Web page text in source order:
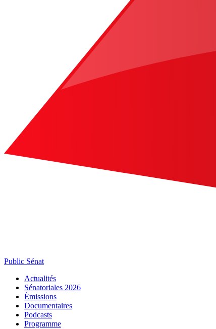
Public Sénat
Actualités
Sénatoriales 2026
Émissions
Documentaires
Podcasts
Programme